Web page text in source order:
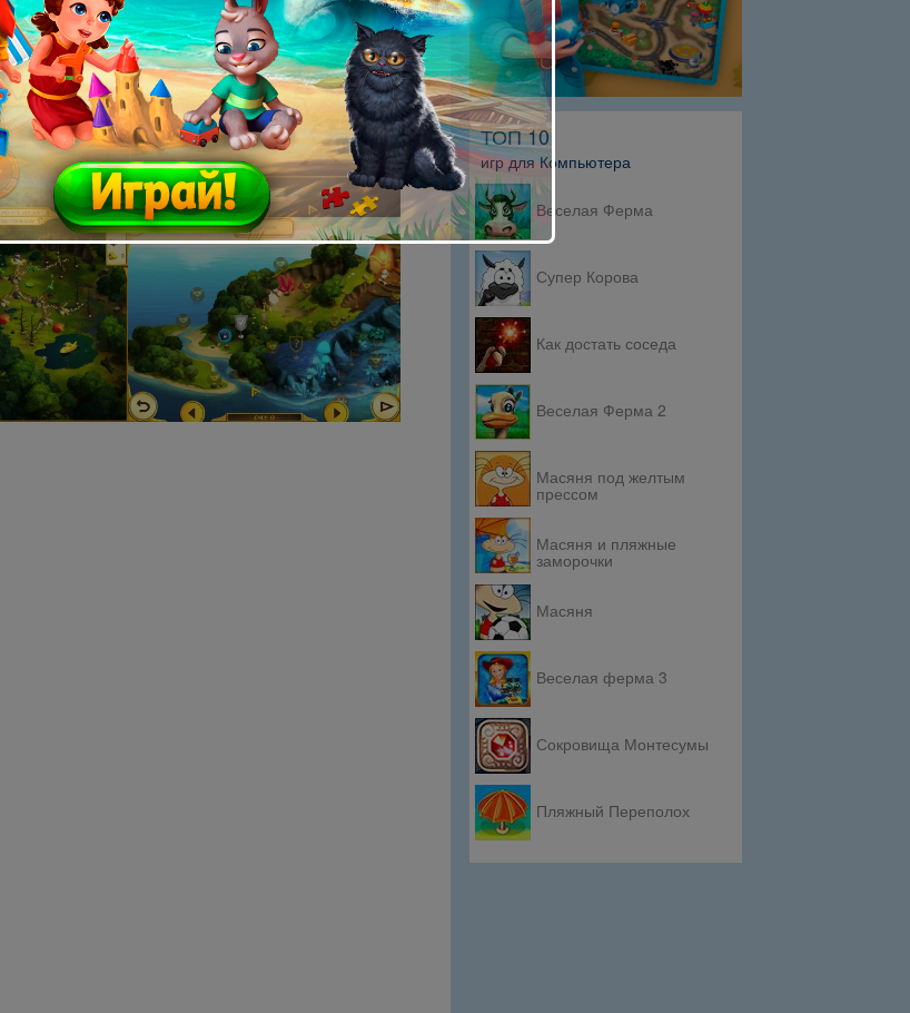
ТОП 10
игр для Компьютера
Веселая Ферма
Супер Корова
Как достать соседа
Веселая Ферма 2
Масяня под желтым
прессом
Масяня и пляжные
заморочки
Масяня
Веселая ферма 3
Сокровища Монтесумы
Пляжный Переполох